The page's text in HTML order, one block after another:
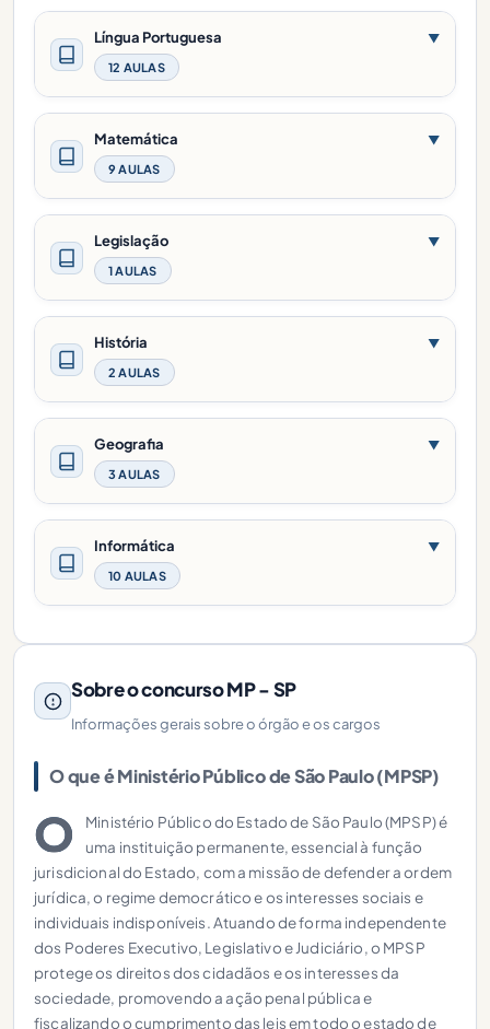
Língua Portuguesa
12 AULAS
▼
Matemática
9 AULAS
▼
Legislação
1 AULAS
▼
História
2 AULAS
▼
Geografia
3 AULAS
▼
Informática
10 AULAS
▼
Sobre o concurso MP - SP
Informações gerais sobre o órgão e os cargos
O que é Ministério Público de São Paulo (MPSP)
O
Ministério Público do Estado de São Paulo (MPSP) é
uma instituição permanente, essencial à função
jurisdicional do Estado, com a missão de defender a ordem
jurídica, o regime democrático e os interesses sociais e
individuais indisponíveis. Atuando de forma independente
dos Poderes Executivo, Legislativo e Judiciário, o MPSP
protege os direitos dos cidadãos e os interesses da
sociedade, promovendo a ação penal pública e
fiscalizando o cumprimento das leis em todo o estado de